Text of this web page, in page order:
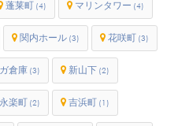
蓬莱町 (4) マリンタワー (4)
関内ホール (3) 花咲町 (3)
倉庫 (3) 新山下 (2)
永楽町 (2) 吉浜町 (1)